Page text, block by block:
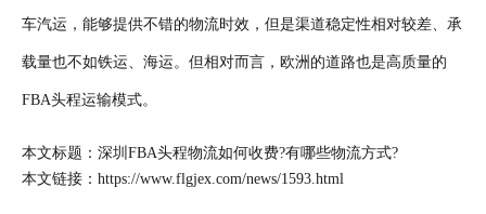
车汽运，能够提供不错的物流时效，但是渠道稳定性相对较差、承
载量也不如铁运、海运。但相对而言，欧洲的道路也是高质量的
FBA头程运输模式。
本文标题：深圳FBA头程物流如何收费?有哪些物流方式?
本文链接： https://www.flgjex.com/news/1593.html